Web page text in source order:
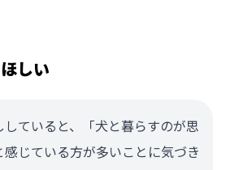
しい
ていると、「犬と暮らすのが思
じている方が多いことに気づき